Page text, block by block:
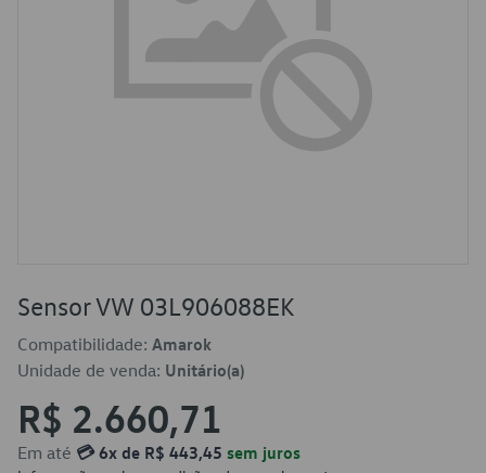
Sensor VW 03L906088EK
Compatibilidade: Amarok
Unidade de venda: Unitário(a)
R$ 2.660,71
Em até 💳 6x de R$ 443,45 sem juros